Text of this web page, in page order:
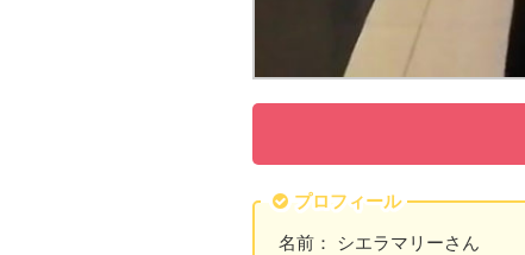
プロフィール
名前： シエラマリーさん